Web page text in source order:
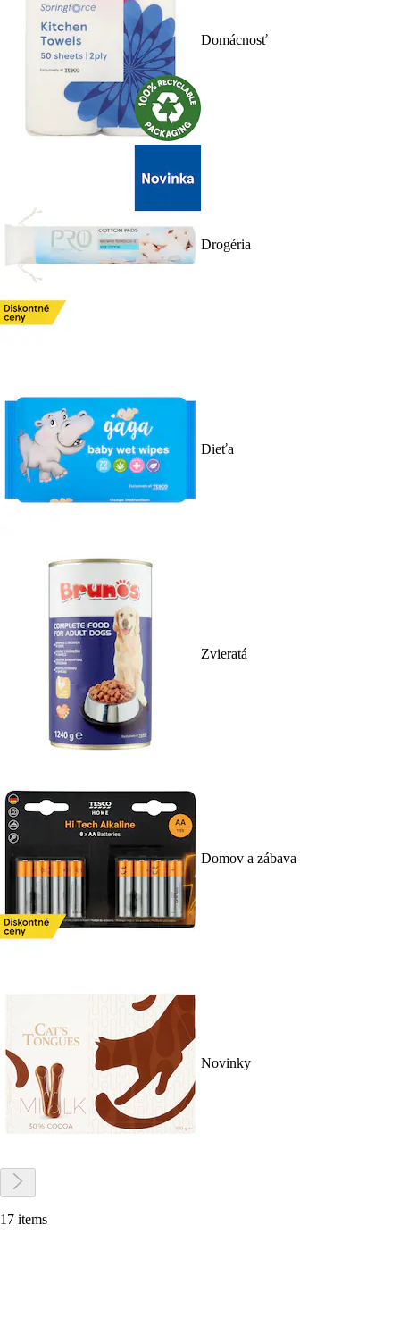
Domácnosť
Drogéria
Dieťa
Zvieratá
Domov a zábava
Novinky
17 items